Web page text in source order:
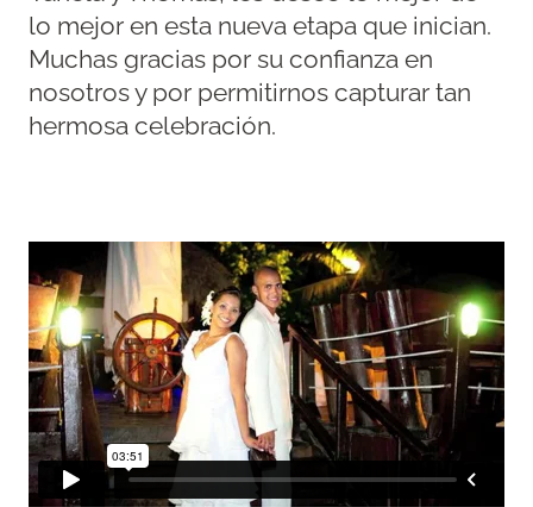
lo mejor en esta nueva etapa que inician.
Muchas gracias por su confianza en
nosotros y por permitirnos capturar tan
hermosa celebración.